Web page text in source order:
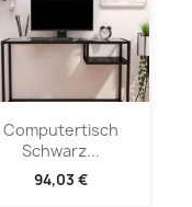
Computertisch
Schwarz...
94,03 €